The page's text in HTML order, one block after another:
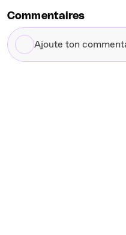
Commentaires
Ajoute
ton